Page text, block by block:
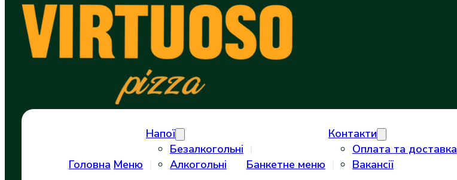
Головна Меню
Напої
Безалкогольні
Алкогольні
Банкетне меню
Контакти
Оплата та доставка
Вакансії